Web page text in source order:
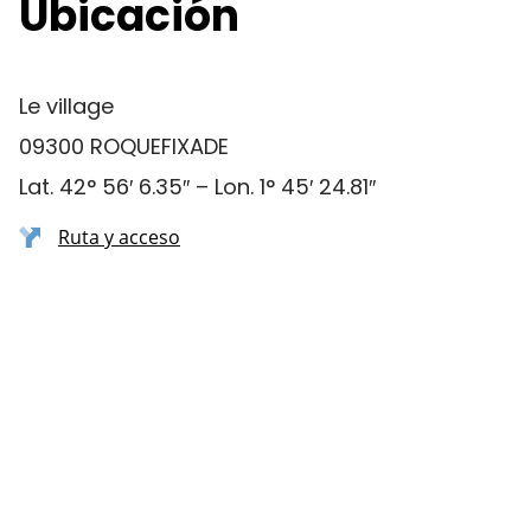
Ubicación
Le village
09300 ROQUEFIXADE
Lat. 42° 56′ 6.35″ – Lon. 1° 45′ 24.81″
Ruta y acceso